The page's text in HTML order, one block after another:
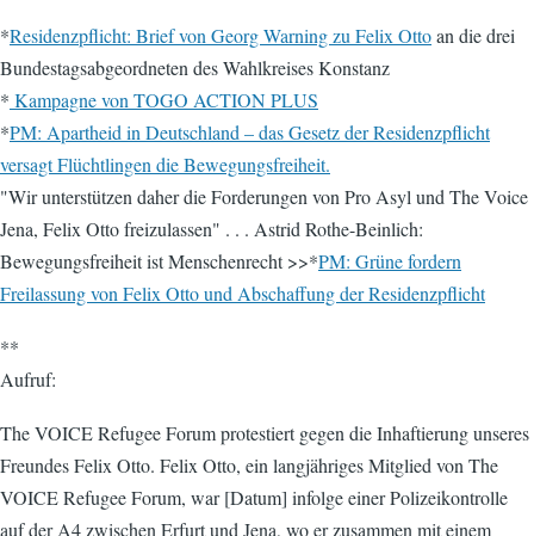
*Residenzpflicht: Brief von Georg Warning zu Felix Ottoan die drei
Bundestagsabgeordneten des Wahlkreises Konstanz
* Kampagne von TOGO ACTION PLUS
*PM: Apartheid in Deutschland – das Gesetz der Residenzpflicht
versagt Flüchtlingen die Bewegungsfreiheit.
"Wir unterstützen daher die Forderungen von Pro Asyl und The Voice
Jena, Felix Otto freizulassen" . . . Astrid Rothe-Beinlich:
Bewegungsfreiheit ist Menschenrecht >>*PM: Grüne fordern
Freilassung von Felix Otto und Abschaffung der Residenzpflicht
**
Aufruf:
The VOICE Refugee Forum protestiert gegen die Inhaftierung unseres
Freundes Felix Otto. Felix Otto, ein langjähriges Mitglied von The
VOICE Refugee Forum, war [Datum] infolge einer Polizeikontrolle
auf der A4 zwischen Erfurt und Jena, wo er zusammen mit einem